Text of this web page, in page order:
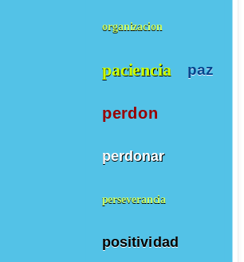
organizacion
paciencia paz
perdon
perdonar
perseverancia
positividad